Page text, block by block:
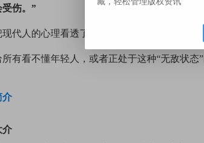
受伤。”
代人的心理看透了： 那种看似无欲无求的“
有看不懂年轻人，或者正处于这种“无敌状态”
介
介